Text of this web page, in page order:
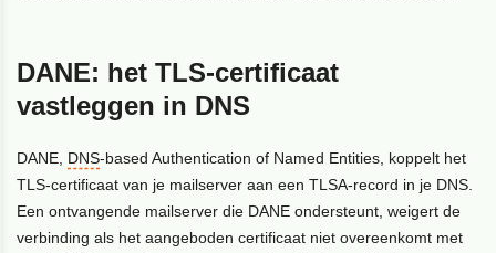
DANE: het TLS-certificaat
vastleggen in DNS
DANE, DNS-based Authentication of Named Entities, koppelt het
TLS-certificaat van je mailserver aan een TLSA-record in je DNS.
Een ontvangende mailserver die DANE ondersteunt, weigert de
verbinding als het aangeboden certificaat niet overeenkomt met